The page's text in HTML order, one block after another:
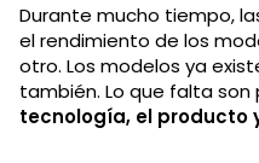
Durante mucho tiempo,
el rendimiento de los
otro. Los modelos ya
también. Lo que falta
tecnología, el producto